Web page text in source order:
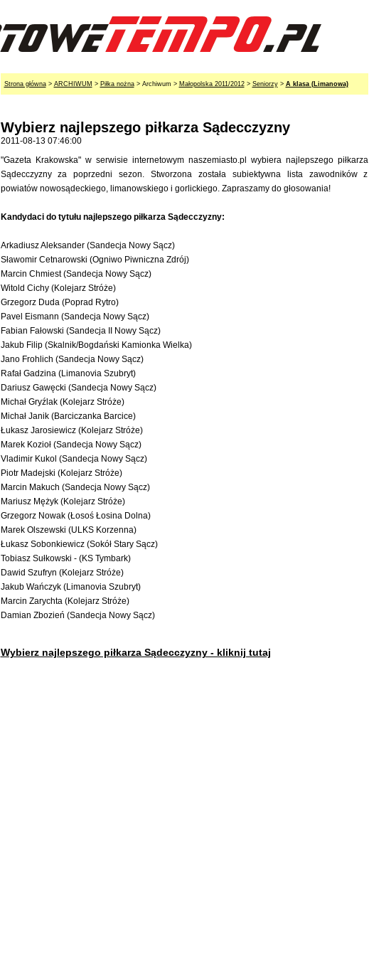
Strona główna> ARCHIWUM > Piłka nożna> Archiwum > Małopolska 2011/2012> Seniorzy> A klasa (Limanowa)
Wybierz najlepszego piłkarza Sądecczyzny
2011-08-13 07:46:00
"Gazeta Krakowska" w serwisie internetowym naszemiasto.pl wybiera najlepszego piłkarza
Sądecczyzny za poprzedni sezon. Stworzona została subiektywna lista zawodników z
powiatów nowosądeckiego, limanowskiego i gorlickiego. Zapraszamy do głosowania!
Kandydaci do tytułu najlepszego piłkarza Sądecczyzny:
Arkadiusz Aleksander (Sandecja Nowy Sącz)
Sławomir Cetnarowski (Ogniwo Piwniczna Zdrój)
Marcin Chmiest (Sandecja Nowy Sącz)
Witold Cichy (Kolejarz Stróże)
Grzegorz Duda (Poprad Rytro)
Pavel Eismann (Sandecja Nowy Sącz)
Fabian Fałowski (Sandecja II Nowy Sącz)
Jakub Filip (Skalnik/Bogdański Kamionka Wielka)
Jano Frohlich (Sandecja Nowy Sącz)
Rafał Gadzina (Limanovia Szubryt)
Dariusz Gawęcki (Sandecja Nowy Sącz)
Michał Gryźlak (Kolejarz Stróże)
Michał Janik (Barciczanka Barcice)
Łukasz Jarosiewicz (Kolejarz Stróże)
Marek Kozioł (Sandecja Nowy Sącz)
Vladimir Kukol (Sandecja Nowy Sącz)
Piotr Madejski (Kolejarz Stróże)
Marcin Makuch (Sandecja Nowy Sącz)
Mariusz Mężyk (Kolejarz Stróże)
Grzegorz Nowak (Łosoś Łosina Dolna)
Marek Olszewski (ULKS Korzenna)
Łukasz Sobonkiewicz (Sokół Stary Sącz)
Tobiasz Sułkowski - (KS Tymbark)
Dawid Szufryn (Kolejarz Stróże)
Jakub Wańczyk (Limanovia Szubryt)
Marcin Zarychta (Kolejarz Stróże)
Damian Zbozień (Sandecja Nowy Sącz)
Wybierz najlepszego piłkarza Sądecczyzny - kliknij tutaj